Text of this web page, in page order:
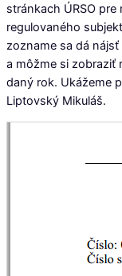
stránkach ÚRSO
regulovaného
zozname sa dá
a môžme si zobraziť
daný rok. Ukážeme
Liptovský Mikuláš.